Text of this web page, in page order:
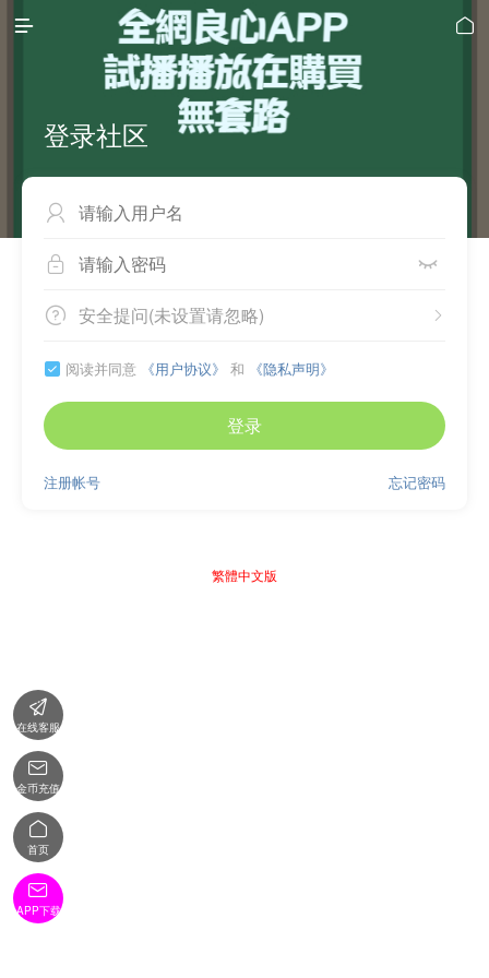
 
登录社区

 
 
安全提问(未设置请忽略)
 阅读并同意 《用户协议》 和 《隐私声明》
登录
忘记密码
注册帐号
繁體中文版

在线客服

金币充值

首页

APP下载